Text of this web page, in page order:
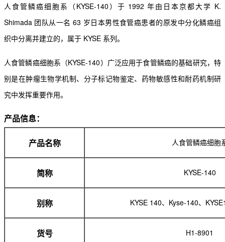
人食管鳞癌细胞系（KYSE-140）于 1992 年由日本京都大学 K.
Shimada 团队从一名 63 岁日本男性食管癌患者的原发中分化鳞癌组
织中分离并建立的，属于 KYSE 系列。
人食管鳞癌细胞系（KYSE-140）广泛应用于食管鳞癌的基础研究，特
别是在肿瘤生物学机制、分子标记物鉴定、药物敏感性和耐药机制研
究中发挥重要作用。
产品信息：
产品名称 人食管鳞癌细胞
简称 KYSE-140
别称 KYSE 140、Kyse-140、
货号 H1-8901